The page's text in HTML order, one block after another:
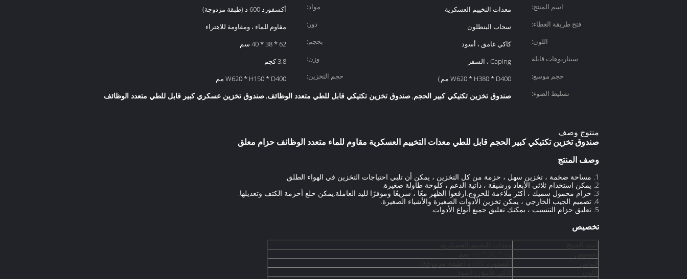
اسم المنتج: معدات التخييم العسكرية مواد:
أكسفورد 600 د (طبقة مزدوجة)
فتح طريقة الغطاء:
سحاب البنطلون دور:
مقاوم للماء ، ومقاومة للاهتراء
اللون:
كاكي غامق ، أسود بحجم:
62 * 38 * 40 سم
سيناريوهات قابلة
Caping ، السفر وزن:
3.8 كجم
حجم موسع:
W620 * H380 * D400 مم） حجم التخزين:
W620 * H150 * D400 مم
تسليط الضوء:
صندوق تخزين تكتيكي كبير الحجم, صندوق تخزين تكتيكي قابل للطي متعدد الوظائف, صندوق تخزين عسكري كبير قابل للطي متعدد الوظائف
منتوج وصف
صندوق تخزين تكتيكي كبير الحجم قابل للطي معدات التخييم العسكرية مقاوم للماء متعدد الوظائف حزام معلق
وصف المنتج
1. مساحة ضخمة ، تخزين سهل ، حزمة من كل التخزين ، يمكن أن تلبي احتياجات التخزين في الهواء الطلق.
2. يمكن استخدام ثلاثي الأبعاد ورشيقة ، ذاتية الدعم ، كلوحة طاولة صغيرة.
3. حزام محمول سميك ، أكثر ملاءمة للخروج.ارفعوا الظهر معًا ، سريعًا وموفرًا لليد العاملة.يمكن خلع أحزمة الكتف وتعديلها.
4. تصميم الجيب الخارجي ، يمكن تخزين الأدوات الصغيرة والأشياء الصغيرة.
5. تعليق حزام التنسيب ، يمكنك تعليق جميع أنواع الأدوات.
تخصيص